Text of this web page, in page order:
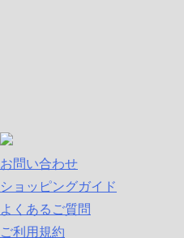
お問い合わせ
ショッピングガイド
よくあるご質問
ご利用規約